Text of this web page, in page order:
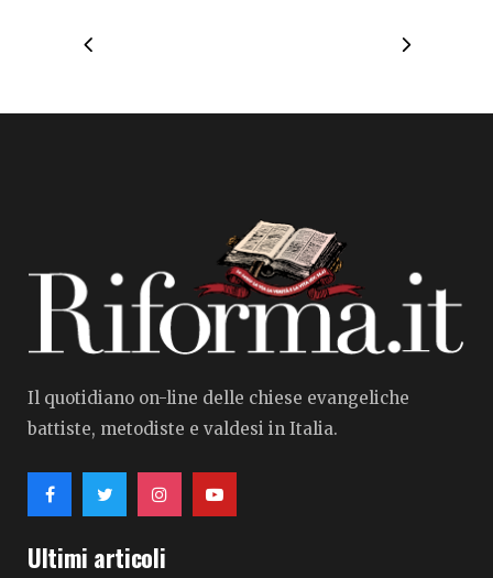
Il quotidiano on-line delle chiese evangeliche
battiste, metodiste e valdesi in Italia.
Ultimi articoli